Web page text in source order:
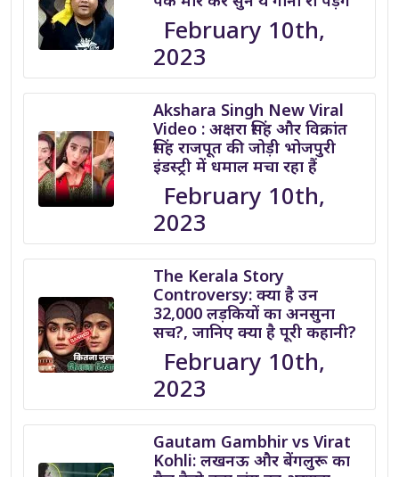
February 10th,
2023
Akshara Singh New Viral
Video : अक्षरा सिंह और विक्रांत
सिंह राजपूत की जोड़ी भोजपुरी
इंडस्ट्री में धमाल मचा रहा हैं
February 10th,
2023
The Kerala Story
Controversy: क्या है उन
32,000 लड़कियों का अनसुना
सच?, जानिए क्या है पूरी कहानी?
February 10th,
2023
Gautam Gambhir vs Virat
Kohli: लखनऊ और बेंगलुरू का